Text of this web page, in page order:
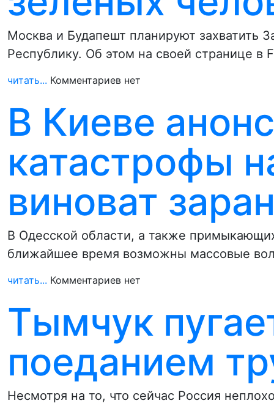
Москва и Будапешт планируют захватить
Республику. Об этом на своей странице в
читать... Комментариев нет
В Киеве
катастрофы
виноват
В Одесской области, а также
ближайшее время возможны массовые
читать... Комментариев нет
Тымчук
поеданием
Несмотря на то, что сейчас Россия